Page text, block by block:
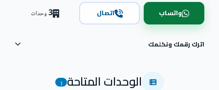
واتساب اتصال 3وحدات
اترك رقمك ونكلمك
الوحدات المتاحة 3